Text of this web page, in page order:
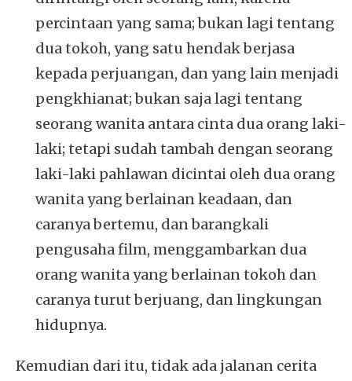
percintaan yang sama; bukan lagi tentang
dua tokoh, yang satu hendak berjasa
kepada perjuangan, dan yang lain menjadi
pengkhianat; bukan saja lagi tentang
seorang wanita antara cinta dua orang laki-
laki; tetapi sudah tambah dengan seorang
laki-laki pahlawan dicintai oleh dua orang
wanita yang berlainan keadaan, dan
caranya bertemu, dan barangkali
pengusaha film, menggambarkan dua
orang wanita yang berlainan tokoh dan
caranya turut berjuang, dan lingkungan
hidupnya.
Kemudian dari itu, tidak ada jalanan cerita